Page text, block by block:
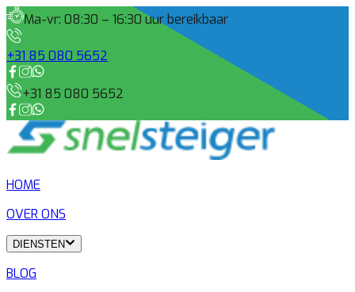
Ma-vr: 08:30 – 16:30 uur bereikbaar
+31 85 080 5652
+31 85 080 5652
HOME
OVER ONS
DIENSTEN
BLOG